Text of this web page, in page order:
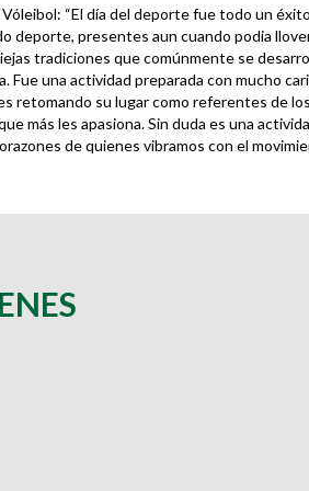
“El día del deporte fue todo un
deporte, presentes aun cuando podia
tradiciones que comúnmente se
Fue una actividad preparada con mucho
retomando su lugar como referentes de
más les apasiona. Sin duda es una
de quienes vibramos con el